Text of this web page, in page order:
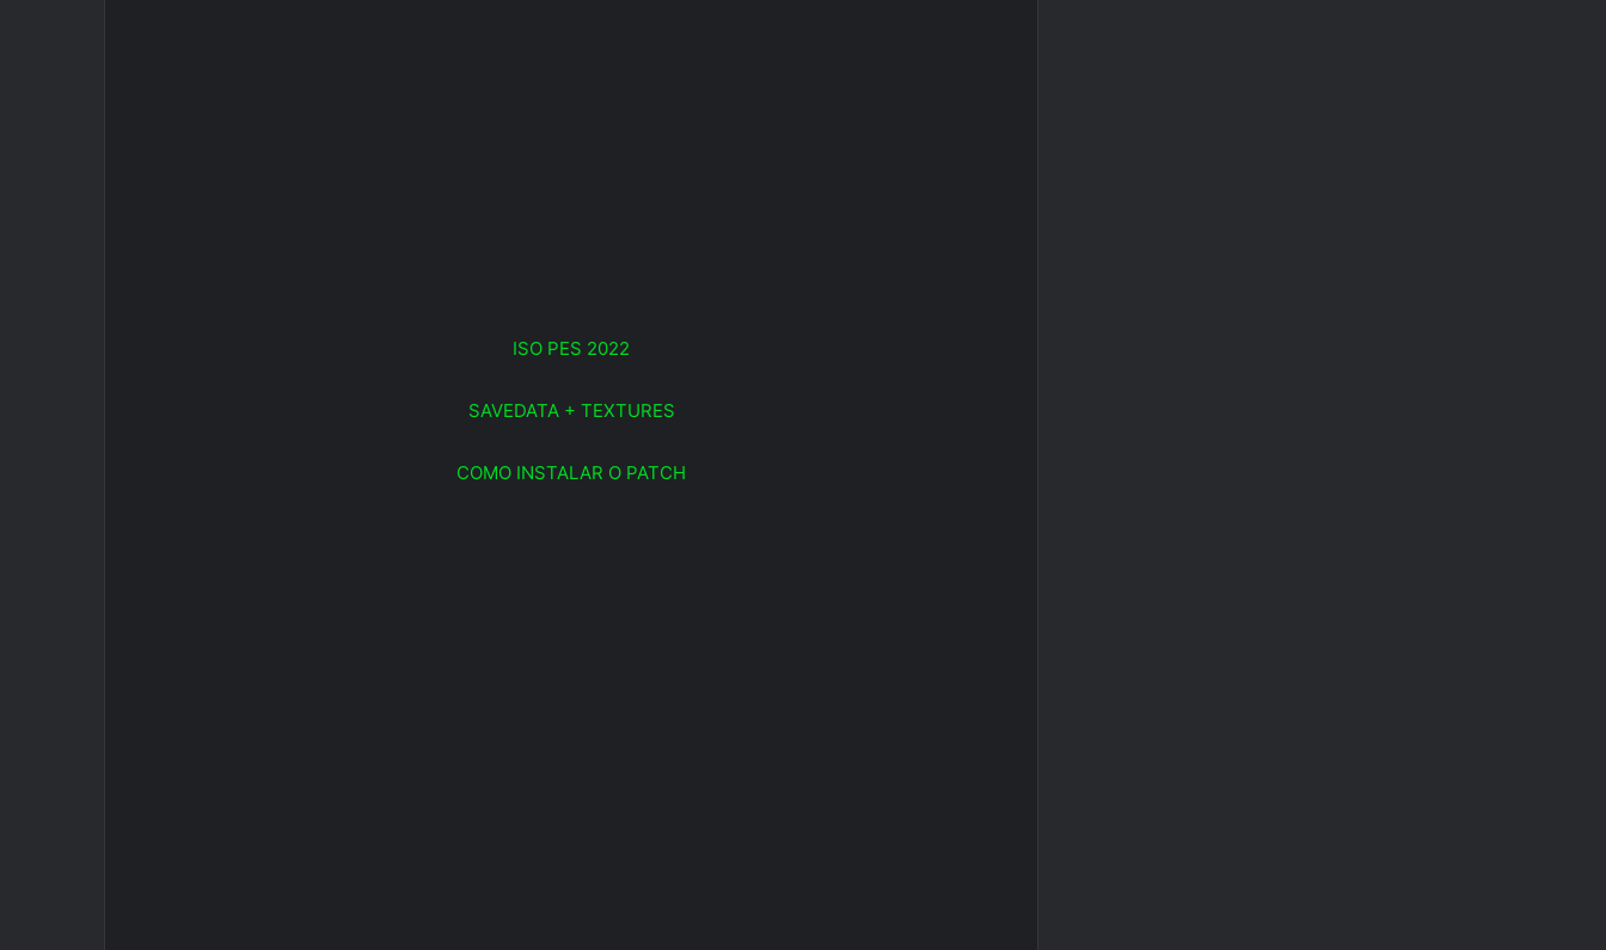
ISO PES 2022
SAVEDATA + TEXTURES
COMO INSTALAR O PATCH